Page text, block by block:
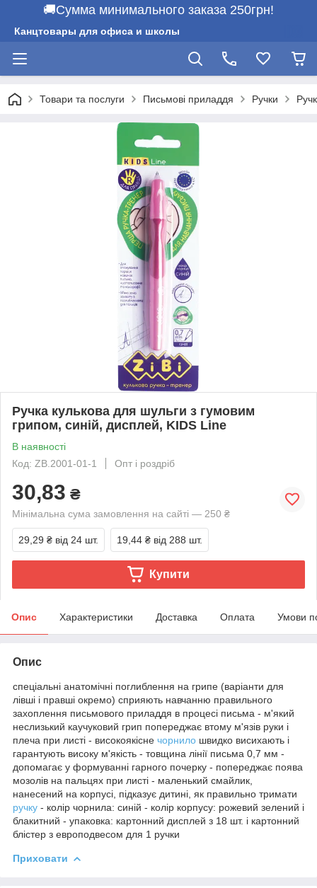
🚚Сумма минимального заказа 250грн!
Канцтовары для офиса и школы
Товари та послуги Письмові приладдя Ручки
Ручка кулькова для шульги з гумовим
грипом, синій, дисплей, KIDS Line
В наявності
Код: ZB.2001-01-1
Опт і роздріб
30,83 ₴
Мінімальна сума замовлення на сайті — 250 ₴
29,29 ₴ від 24 шт. 19,44 ₴ від 288 шт.
Купити
Опис Характеристики Доставка Оплата Умови
Опис
спеціальні анатомічні поглиблення на грипе (варіанти для
лівші і правші окремо) сприяють навчанню правильного
захоплення письмового приладдя в процесі письма - м'який
неслизький каучуковий грип попереджає втому м'язів руки і
плеча при листі - високоякісне чорнило швидко висихають і
гарантують високу м'якість - товщина лінії письма 0,7 мм -
допомагає у формуванні гарного почерку - попереджає поява
мозолів на пальцях при листі - маленький смайлик,
нанесений на корпусі, підказує дитині, як правильно тримати
ручку - колір чорнила: синій - колір корпусу: рожевий зелений і
блакитний - упаковка: картонний дисплей з 18 шт. і картонний
блістер з европодвесом для 1 ручки
Приховати